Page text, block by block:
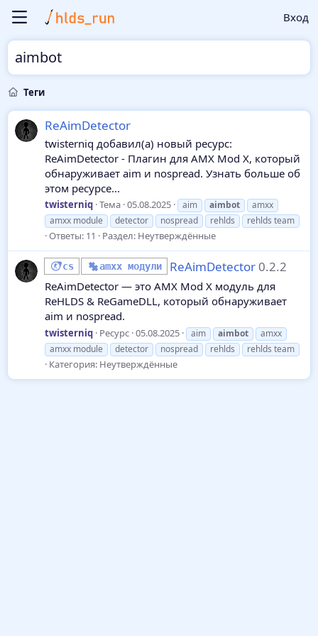
Вход
aimbot
Теги
ReAimDetector
twisterniq добавил(а) новый ресурс:
ReAimDetector - Плагин для AMX Mod X, который
обнаруживает aim и nospread. Узнать больше об
этом ресурсе...
twisterniq Тема 05.08.2025 aim aimbot
amxx
amxx module
detector nospread rehlds rehlds team
Ответы: 11 Раздел: Неутверждённые
cs amxx модули ReAimDetector 0.2.2
ReAimDetector — это AMX Mod X модуль для
ReHLDS & ReGameDLL, который обнаруживает
aim и nospread.
twisterniq Ресурс 05.08.2025 aim aimbot
amxx
amxx module
detector nospread rehlds rehlds team
Категория: Неутверждённые